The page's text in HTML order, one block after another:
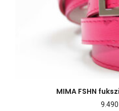
MIMA FSHN
9.490